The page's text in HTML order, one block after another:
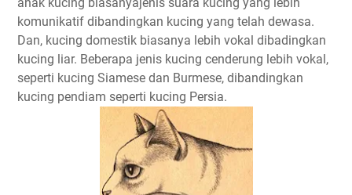
komunikatif dibandingkan kucing yang telah dewasa.
Dan, kucing domestik biasanya lebih vokal dibadingkan
kucing liar. Beberapa jenis kucing cenderung lebih vokal,
seperti kucing Siamese dan Burmese, dibandingkan
kucing pendiam seperti kucing Persia.